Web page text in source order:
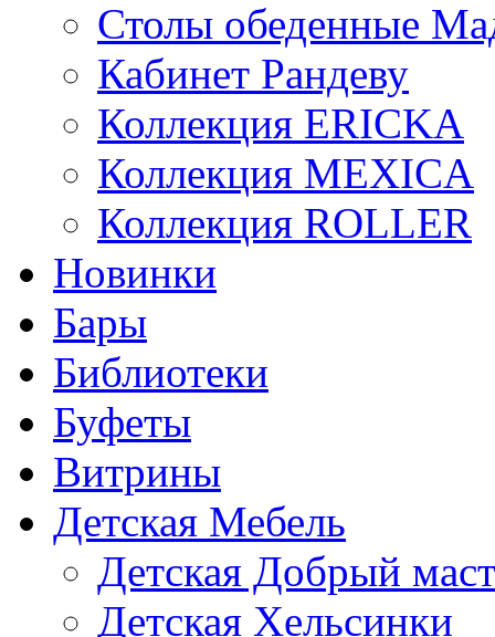
Столы обеденные
Кабинет Рандеву
Коллекция ERICKA
Коллекция MEXICA
Коллекция ROLLER
Новинки
Бары
Библиотеки
Буфеты
Витрины
Детская Мебель
Детская Добрый
Детская Хельсинки